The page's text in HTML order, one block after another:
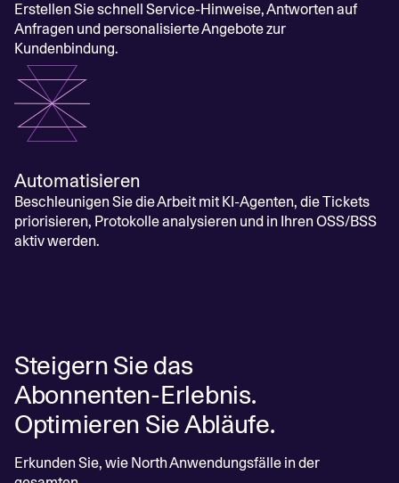
Erstellen Sie schnell Service-Hinweise, Antworten auf
Anfragen und personalisierte Angebote zur
Kundenbindung.
Automatisieren
Beschleunigen Sie die Arbeit mit KI-Agenten, die Tickets
priorisieren, Protokolle analysieren und in Ihren OSS/BSS
aktiv werden.
Steigern Sie das
Abonnenten-Erlebnis.
Optimieren Sie Abläufe.
Erkunden Sie, wie North Anwendungsfälle in der